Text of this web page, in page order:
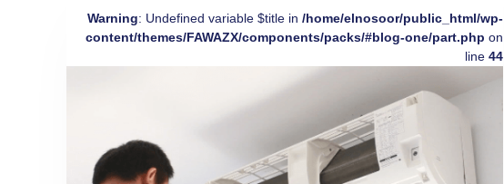
Warning: Undefined variable $title in /home/elnosoor/public_html/wp-
content/themes/FAWAZX/components/packs/#blog-one/part.php on
line 44